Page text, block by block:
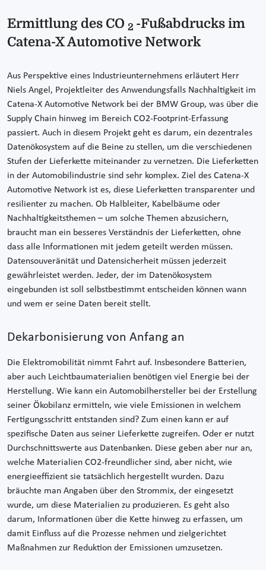
Ermittlung des CO 2 -Fußabdrucks im
Catena-X Automotive Network
Aus Perspektive eines Industrieunternehmens erläutert Herr
Niels Angel, Projektleiter des Anwendungsfalls Nachhaltigkeit im
Catena-X Automotive Network bei der BMW Group, was über die
Supply Chain hinweg im Bereich CO2-Footprint-Erfassung
passiert. Auch in diesem Projekt geht es darum, ein dezentrales
Datenökosystem auf die Beine zu stellen, um die verschiedenen
Stufen der Lieferkette miteinander zu vernetzen. Die Lieferketten
in der Automobilindustrie sind sehr komplex. Ziel des Catena-X
Automotive Network ist es, diese Lieferketten transparenter und
resilienter zu machen. Ob Halbleiter, Kabelbäume oder
Nachhaltigkeitsthemen – um solche Themen abzusichern,
braucht man ein besseres Verständnis der Lieferketten, ohne
dass alle Informationen mit jedem geteilt werden müssen.
Datensouveränität und Datensicherheit müssen jederzeit
gewährleistet werden. Jeder, der im Datenökosystem
eingebunden ist soll selbstbestimmt entscheiden können wann
und wem er seine Daten bereit stellt.
Dekarbonisierung von Anfang an
Die Elektromobilität nimmt Fahrt auf. Insbesondere Batterien,
aber auch Leichtbaumaterialien benötigen viel Energie bei der
Herstellung. Wie kann ein Automobilhersteller bei der Erstellung
seiner Ökobilanz ermitteln, wie viele Emissionen in welchem
Fertigungsschritt entstanden sind? Zum einen kann er auf
spezifische Daten aus seiner Lieferkette zugreifen. Oder er nutzt
Durchschnittswerte aus Datenbanken. Diese geben aber nur an,
welche Materialien CO2-freundlicher sind, aber nicht, wie
energieeffizient sie tatsächlich hergestellt wurden. Dazu
bräuchte man Angaben über den Strommix, der eingesetzt
wurde, um diese Materialien zu produzieren. Es geht also
darum, Informationen über die Kette hinweg zu erfassen, um
damit Einfluss auf die Prozesse nehmen und zielgerichtet
Maßnahmen zur Reduktion der Emissionen umzusetzen.